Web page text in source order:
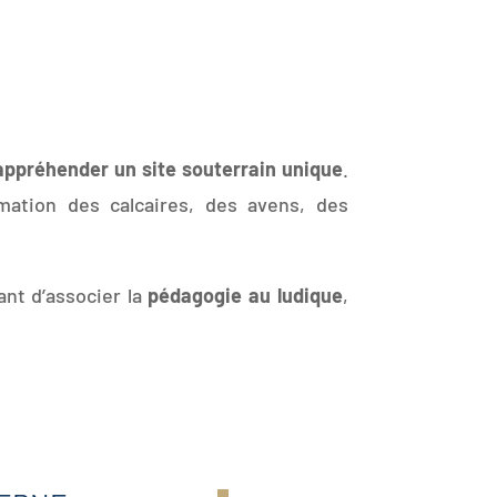
un site souterrain unique.
des calcaires, des avens, des
d’associer la pédagogie au ludique,